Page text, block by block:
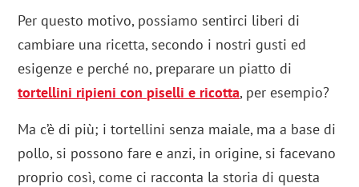
Per questo motivo, possiamo sentirci liberi di
cambiare una ricetta, secondo i nostri gusti ed
esigenze e perché no, preparare un piatto di
tortellini ripieni con piselli e ricotta, per esempio?
Ma c’è di più; i tortellini senza maiale, ma a base di
pollo, si possono fare e anzi, in origine, si facevano
proprio così, come ci racconta la storia di questa